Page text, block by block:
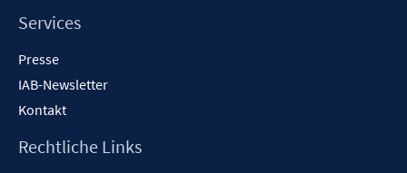
Services
Presse
IAB-Newsletter
Kontakt
Rechtliche Links